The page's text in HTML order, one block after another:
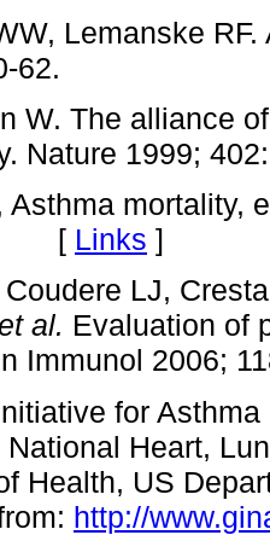
Lemanske
62.
W. The alliance
Nature 1999;
Asthma mortality,
[ Links ]
Coudere LJ,
al. Evaluation of
Immunol 2006;
for
National Heart,
Health, US
http://